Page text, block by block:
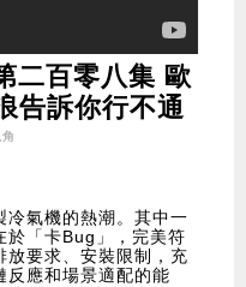
二百零八集 歐
告訴你行不通
冷氣機的熱潮。其中一
於「卡Bug」，完美符
放要求、安裝限制，充
反應和場景適配的能